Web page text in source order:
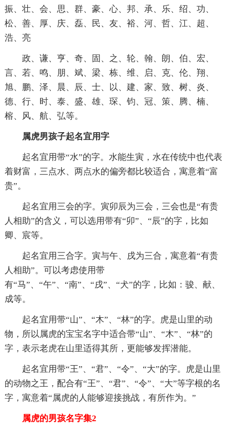
振、壮、会、思、群、豪、心、邦、承、乐、绍、功、
松、善、厚、庆、磊、民、友、裕、河、哲、江、超、
浩、亮
政、谦、亨、奇、固、之、轮、翰、朗、伯、宏、
言、若、鸣、朋、斌、梁、栋、维、启、克、伦、翔、
旭、鹏、泽、晨、辰、士、以、建、家、致、树、炎、
德、行、时、泰、盛、雄、琛、钧、冠、策、腾、楠、
榕、风、航、弘等。
属虎男孩子起名宜用字
起名宜用带“水”的字。水能生寅，水在传统中也代表
着财富，三点水、两点水的偏旁都比较适合，寓意着“富
贵”。
起名宜用三会的字。寅卯辰为三会，三会也是“有贵
人相助”的含义，可以选用带有“卯”、“辰”的字，比如
卿、宸等。
起名宜用三合字。寅与午、戌为三合，寓意着“有贵
人相助”。可以考虑使用带
有“马”、“午”、“南”、“戌”、“犬”的字，比如：骏、献、
成等。
起名宜用带“山”、“木”、“林”的字。虎是山里的动
物，所以属虎的宝宝名字中适合带“山”、“木”、“林”的
字，表示老虎在山里适得其所，更能够发挥潜能。
起名宜用带“王”、“君”、“令”、“大”的字。虎是山里
的动物之王，配合有“王”、“君”、“令”、“大”等字根的名
字，寓意着“属虎的人能够迎接挑战，有所作为。”
属虎的男孩名字集2